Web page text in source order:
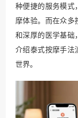
种便捷的服务模式
摩体验。而在众多
和深厚的医学基础
介绍泰式按摩手法
世界。